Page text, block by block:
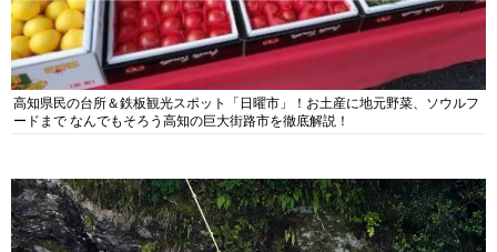
高知県民の台所＆鉄板観光スポット「日曜市」！お土産に地元野菜、ソウルフ
ードまで なんでもそろう高知の巨大街路市を徹底解説！